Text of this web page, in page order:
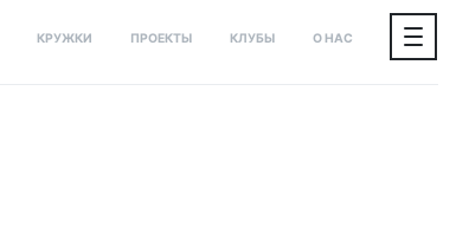
КРУЖКИ ПРОЕКТЫ КЛУБЫ О НАС